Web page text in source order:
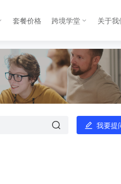
套餐价格 跨境学堂 关于我
我要提